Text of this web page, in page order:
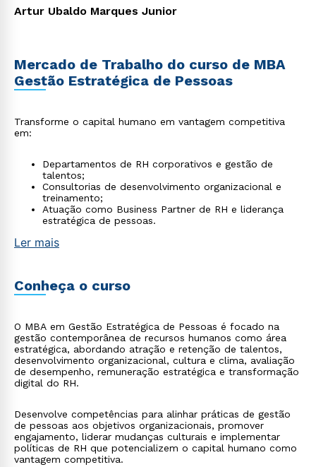
Artur Ubaldo Marques Junior
Mercado de Trabalho do curso de MBA
Gestão Estratégica de Pessoas
Transforme o capital humano em vantagem competitiva
em:
Departamentos de RH corporativos e gestão de
talentos;
Consultorias de desenvolvimento organizacional e
treinamento;
Atuação como Business Partner de RH e liderança
estratégica de pessoas.
Ler mais
Conheça o curso
O MBA em Gestão Estratégica de Pessoas é focado na
gestão contemporânea de recursos humanos como área
estratégica, abordando atração e retenção de talentos,
desenvolvimento organizacional, cultura e clima, avaliação
de desempenho, remuneração estratégica e transformação
digital do RH.
Desenvolve competências para alinhar práticas de gestão
de pessoas aos objetivos organizacionais, promover
engajamento, liderar mudanças culturais e implementar
políticas de RH que potencializem o capital humano como
vantagem competitiva.